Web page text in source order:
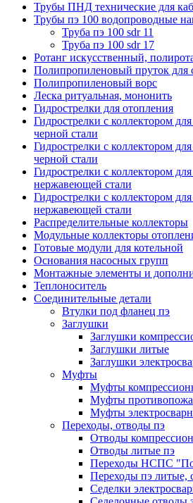
Трубы ПНД технические для
Трубы пэ 100 водопроводные
Труба пэ 100 sdr 11
Труба пэ 100 sdr 17
Ротанг искусственный,
Полипропиленовый пруток для
Полипропиленовый ворс
Леска ритуальная, мононить
Гидрострелки для отопления
Гидрострелки с коллектором
черной стали
Гидрострелки с коллектором
черной стали
Гидрострелки с коллектором
нержавеющей стали
Гидрострелки с коллектором
нержавеющей стали
Распределительные коллекторы
Модульные коллекторы
Готовые модули для котельной
Основания насосных групп
Монтажные элементы и
Теплоноситель
Соединительные детали
Втулки под фланец пэ
Заглушки
Заглушки
Заглушки литые
Заглушки
Муфты
Муфты
Муфты
Муфты
Переходы, отводы пэ
Отводы
Отводы литые пэ
Переходы НСПС
Переходы пэ литые,
Седелки